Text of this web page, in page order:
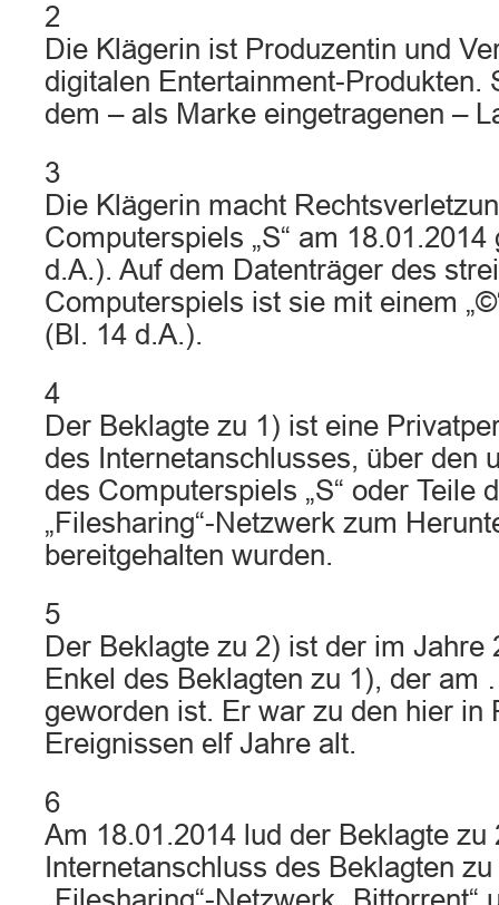
2
Die Klägerin ist Produzentin und
digitalen Entertainment-Produkten.
dem – als Marke eingetragenen –
3
Die Klägerin macht
Computerspiels „S“ am 18.01.2014
d.A.). Auf dem Datenträger des
Computerspiels ist sie mit einem
(Bl. 14 d.A.).
4
Der Beklagte zu 1) ist eine
des Internetanschlusses, über den
des Computerspiels „S“ oder Teile
„Filesharing“-Netzwerk zum
bereitgehalten wurden.
5
Der Beklagte zu 2) ist der im Jahre
Enkel des Beklagten zu 1), der
geworden ist. Er war zu den hier in
Ereignissen elf Jahre alt.
6
Am 18.01.2014 lud der Beklagte zu
Internetanschluss des Beklagten